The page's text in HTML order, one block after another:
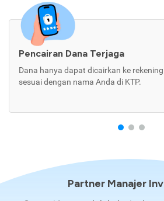
Pencairan Dana Terjaga
Dana hanya dapat dicairkan ke
sesuai dengan nama Anda di KTP.
Partner Manajer